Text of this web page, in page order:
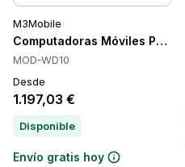
M3Mobile
Computadoras Móviles
MOD-WD10
Desde
1.197,03 €
Disponible
Envío gratis hoy